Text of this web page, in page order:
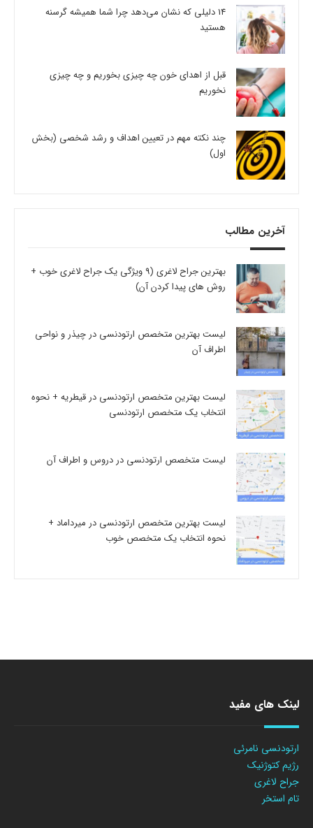
14 دلیلی که نشان می‌دهد چرا شما همیشه گرسنه
هستید
قبل از اهدای خون چه چیزی بخوریم و چه چیزی
نخوریم
چند نکته مهم در تعیین اهداف و رشد شخصی (بخش
اول)
آخرین مطالب
بهترین جراح لاغری (9 ویژگی یک جراح لاغری خوب +
روش های پیدا کردن آن)
لیست بهترین متخصص ارتودنسی در چیذر و نواحی
اطراف آن
لیست بهترین متخصص ارتودنسی در قیطریه + نحوه
انتخاب یک متخصص ارتودنسی
لیست متخصص ارتودنسی در دروس و اطراف آن
لیست بهترین متخصص ارتودنسی در میرداماد +
نحوه انتخاب یک متخصص خوب
لینک های مفید
ارتودنسی نامرئی
رژیم کتوژنیک
جراح لاغری
تام استخر